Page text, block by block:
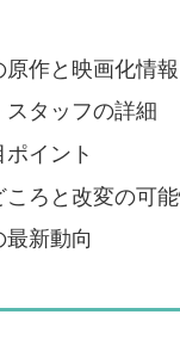
作と映画化情報
タッフの詳細
イント
ろと改変の可
新動向